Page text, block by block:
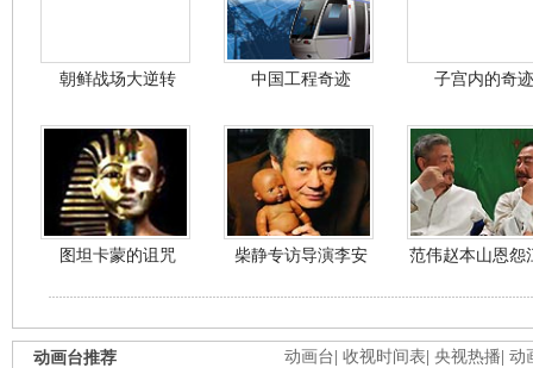
朝鲜战场大逆转 中国工程奇迹 子宫内的奇迹
图坦卡蒙的诅咒 柴静专访导演李安 范伟赵本山恩怨
动画台 收视时间表 央视热播 动
动画台推荐